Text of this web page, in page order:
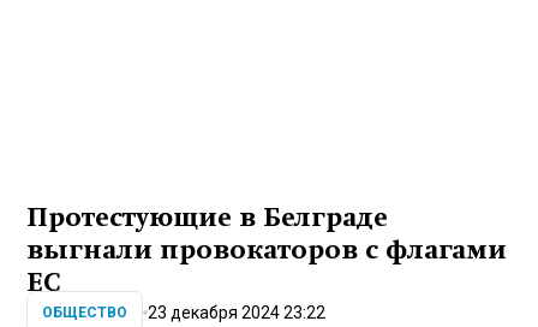
Протестующие в Белграде
выгнали провокаторов с флагами
ЕС
ОБЩЕСТВО 23 декабря 2024 23:22